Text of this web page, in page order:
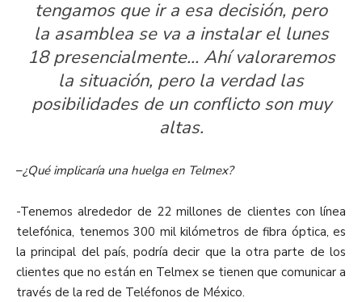
tengamos que ir a esa decisión, pero
la asamblea se va a instalar el lunes
18 presencialmente… Ahí valoraremos
la situación, pero la verdad las
posibilidades de un conflicto son muy
altas.
–¿Qué implicaría una huelga en Telmex?
-Tenemos alrededor de 22 millones de clientes con línea
telefónica, tenemos 300 mil kilómetros de fibra óptica, es
la principal del país, podría decir que la otra parte de los
clientes que no están en Telmex se tienen que comunicar a
través de la red de Teléfonos de México.